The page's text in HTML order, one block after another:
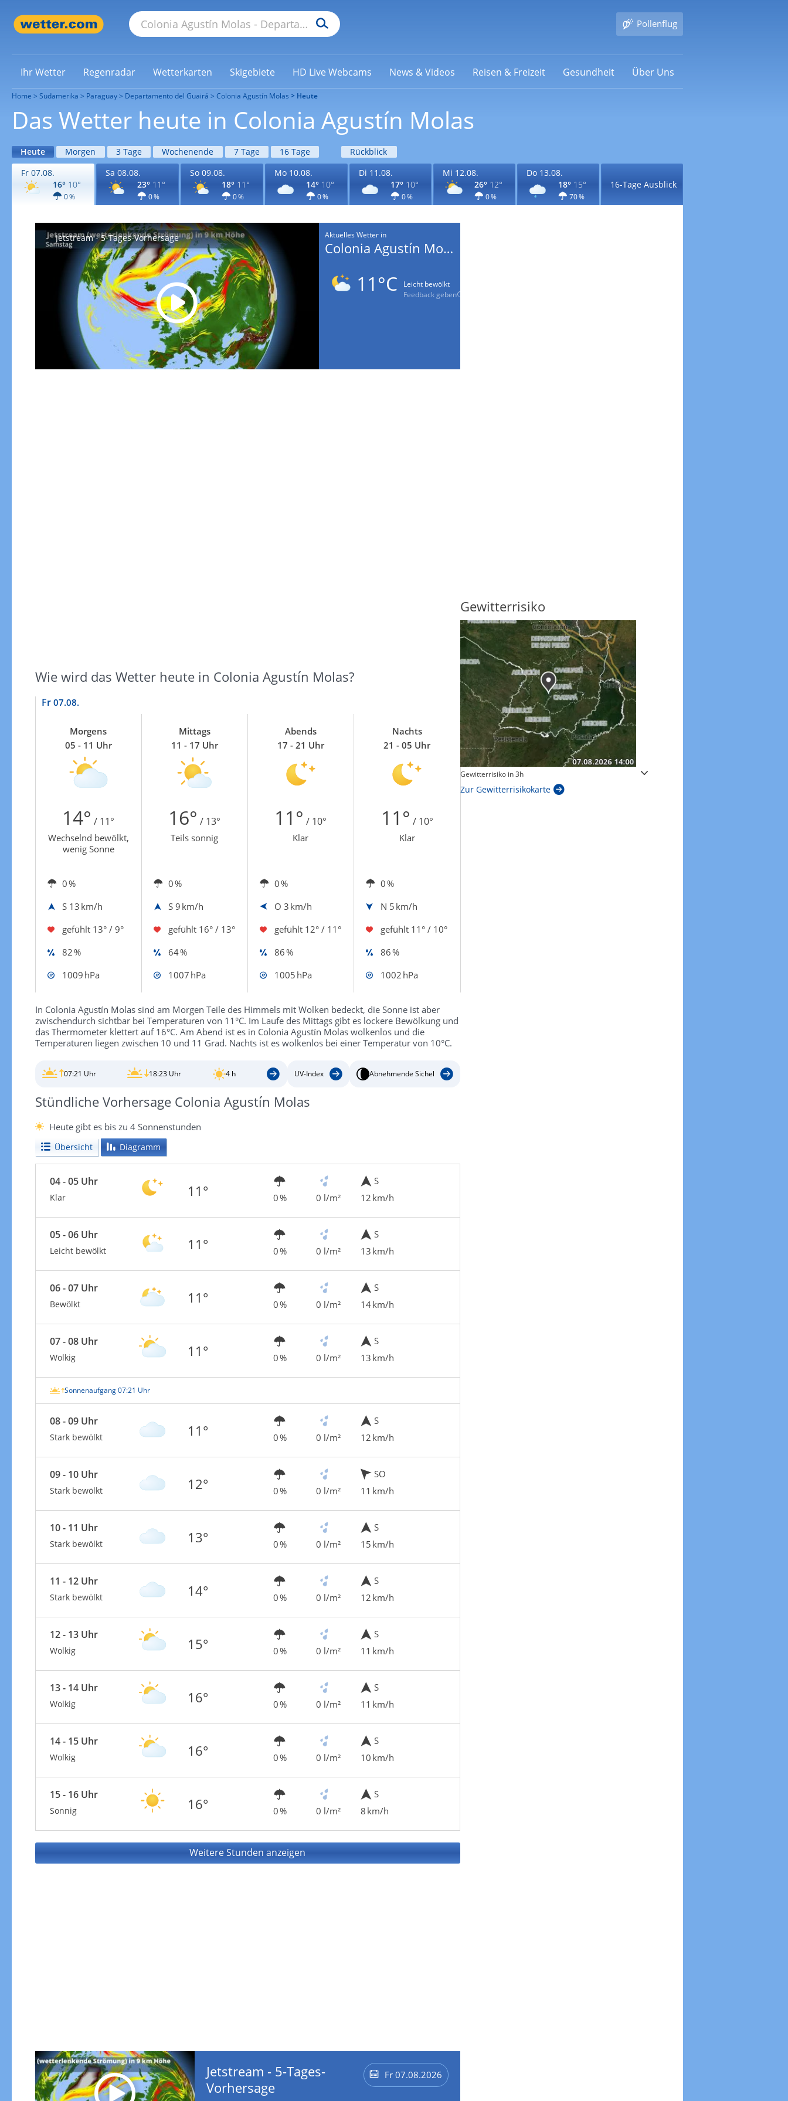
Pollenflug
Ihr Wetter Regenradar Wetterkarten Skigebiete HD Live Webcams News & Videos Reisen & Freizeit Gesundheit Über Uns
Home Südamerika Paraguay Departamento del Guairá Colonia Agustín Molas Heute
Das Wetter heute in Colonia Agustín Molas
Heute Morgen 3 Tage Wochenende 7 Tage 16 Tage
Rückblick
Fr 07.08.
16° 10°
0 %
Sa 08.08.
23° 11°
0 %
So 09.08.
18° 11°
0 %
Mo 10.08.
14° 10°
0 %
Di 11.08.
17° 10°
0 %
Mi 12.08.
26° 12°
0 %
Do 13.08.
18° 15°
70 %
16-Tage Ausblick
Jetstream - 5-Tages-Vorhersage Aktuelles Wetter in
Colonia Agustín Molas
11°C
Leicht bewölkt
Feedback geben
Wie wird das Wetter heute in Colonia Agustín Molas?
Fr 07.08.
Morgens
05 - 11 Uhr
Mittags
11 - 17 Uhr
Abends
17 - 21 Uhr
Nachts
21 - 05 Uhr
14° / 11° 16° / 13° 11° / 10° 11° / 10°
Wechselnd bewölkt,
wenig Sonne
Teils sonnig Klar Klar
0 % 0 % 0 %
0 %
S 13 km/h S 9 km/h O 3 km/h N 5 km/h
gefühlt 13° / 9° gefühlt 16° / 13° gefühlt 12° / 11° gefühlt 11° / 10°
82 %
64 % 86 %
86 %
1009 hPa
1007 hPa 1005 hPa 1002 hPa
In Colonia Agustín Molas sind am Morgen Teile des Himmels mit Wolken bedeckt, die Sonne ist aber
zwischendurch sichtbar bei Temperaturen von 11°C. Im Laufe des Mittags gibt es lockere Bewölkung und
das Thermometer klettert auf 16°C. Am Abend ist es in Colonia Agustín Molas wolkenlos und die
Temperaturen liegen zwischen 10 und 11 Grad. Nachts ist es wolkenlos bei einer Temperatur von 10°C.
07:21 Uhr 18:23 Uhr 4 h UV-Index Abnehmende Sichel
Stündliche Vorhersage Colonia Agustín Molas
Heute gibt es bis zu 4 Sonnenstunden
Übersicht Diagramm
04 - 05 Uhr
Klar 11° 0 % 0 l/m²
S
12 km/h
05 - 06 Uhr
Leicht bewölkt 11° 0 % 0 l/m²
S
13 km/h
06 - 07 Uhr
Bewölkt 11° 0 % 0 l/m²
S
14 km/h
07 - 08 Uhr
Wolkig 11° 0 % 0 l/m²
S
13 km/h
Sonnenaufgang 07:21 Uhr
08 - 09 Uhr
Stark bewölkt 11° 0 % 0 l/m²
S
12 km/h
09 - 10 Uhr
Stark bewölkt 12° 0 % 0 l/m²
SO
11 km/h
10 - 11 Uhr
Stark bewölkt 13° 0 % 0 l/m²
S
15 km/h
11 - 12 Uhr
Stark bewölkt 14° 0 % 0 l/m²
S
12 km/h
12 - 13 Uhr
Wolkig 15° 0 % 0 l/m²
S
11 km/h
13 - 14 Uhr
Wolkig 16° 0 % 0 l/m²
S
11 km/h
14 - 15 Uhr
Wolkig 16° 0 % 0 l/m²
S
10 km/h
15 - 16 Uhr
Sonnig 16° 0 % 0 l/m²
S
8 km/h
Weitere Stunden anzeigen
Fr 07.08.2026
Jetstream - 5-Tages-
Vorhersage
Windgeschwindigkeiten in 3h
Zur Windgeschwindigkeitenkarte
Sonnenschein heute
Zur Sonnenscheindauerkarte
Gewitterrisiko
Gewitterrisiko in 3h
Zur Gewitterrisikokarte
Windböen heute